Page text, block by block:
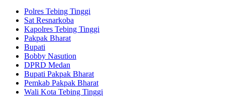
Polres Tebing Tinggi
Sat Resnarkoba
Kapolres Tebing Tinggi
Pakpak Bharat
Bupati
Bobby Nasution
DPRD Medan
Bupati Pakpak Bharat
Pemkab Pakpak Bharat
Wali Kota Tebing Tinggi